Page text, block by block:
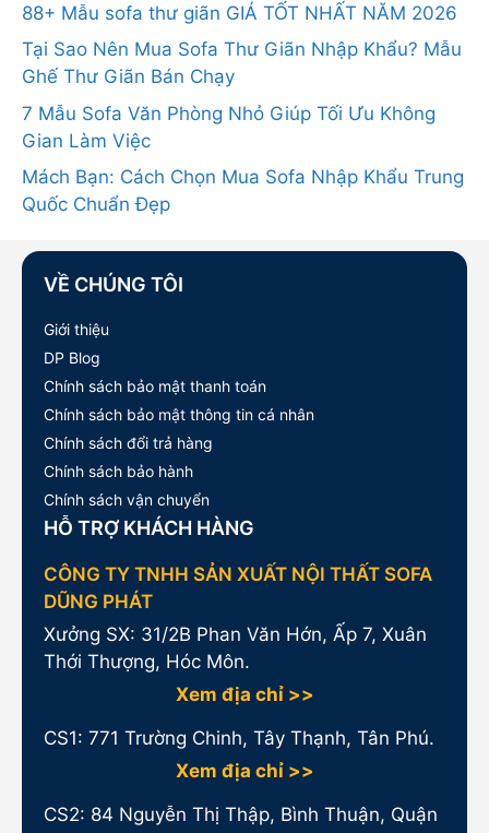
88+ Mẫu sofa thư giãn GIÁ TỐT NHẤT NĂM 2026
Tại Sao Nên Mua Sofa Thư Giãn Nhập Khẩu? Mẫu
Ghế Thư Giãn Bán Chạy
7 Mẫu Sofa Văn Phòng Nhỏ Giúp Tối Ưu Không
Gian Làm Việc
Mách Bạn: Cách Chọn Mua Sofa Nhập Khẩu Trung
Quốc Chuẩn Đẹp
VỀ CHÚNG TÔI
Giới thiệu
DP Blog
Chính sách bảo mật thanh toán
Chính sách bảo mật thông tin cá nhân
Chính sách đổi trả hàng
Chính sách bảo hành
Chính sách vận chuyển
HỖ TRỢ KHÁCH HÀNG
CÔNG TY TNHH SẢN XUẤT NỘI THẤT SOFA
DŨNG PHÁT
Xưởng SX: 31/2B Phan Văn Hớn, Ấp 7, Xuân
Thới Thượng, Hóc Môn.
Xem địa chỉ >>
CS1: 771 Trường Chinh, Tây Thạnh, Tân Phú.
Xem địa chỉ >>
CS2: 84 Nguyễn Thị Thập, Bình Thuận, Quận